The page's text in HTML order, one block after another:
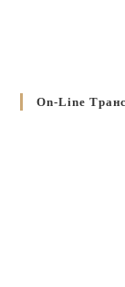
On-Line